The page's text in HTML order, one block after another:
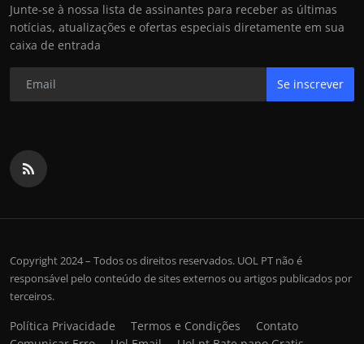
Junte-se à nossa lista de assinantes para receber as últimas
notícias, atualizações e ofertas especiais diretamente em sua
caixa de entrada
Se inscrever
Copyright 2024 – Todos os direitos reservados. UOL PT não é
responsável pelo conteúdo de sites externos ou artigos publicados por
terceiros.
Política Privacidade Termos e Condições
Contato